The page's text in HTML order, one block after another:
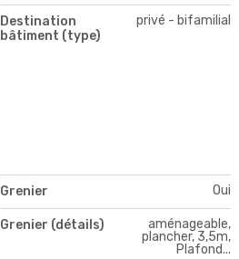
Destination
bâtiment (type)
privé - bifamilial
Grenier Oui
Grenier (détails)
aménageable,
plancher, 3,5m,
Plafond...